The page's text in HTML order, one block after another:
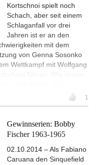
Kortschnoi spielt noch
Schach, aber seit einem
Schlaganfall vor drei
Jahren ist er an den
mit dem
von Genna Sosonko
Wettkampf mit Wolfgang
führen. Wie immer
1
Gewinnserien: Bobby
Fischer 1963-1965
02.10.2014 – Als Fabiano
Caruana den Sinquefield